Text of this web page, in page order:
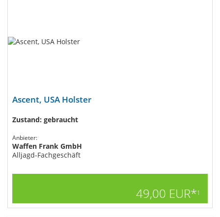
Ascent, USA Holster
Zustand: gebraucht
Anbieter:
Waffen Frank GmbH
Alljagd-Fachgeschäft
49,00 EUR*1